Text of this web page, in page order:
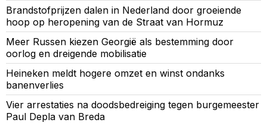
Brandstofprijzen dalen in Nederland door groeiende
hoop op heropening van de Straat van Hormuz
Meer Russen kiezen Georgië als bestemming door
oorlog en dreigende mobilisatie
Heineken meldt hogere omzet en winst ondanks
banenverlies
Vier arrestaties na doodsbedreiging tegen burgemeester
Paul Depla van Breda